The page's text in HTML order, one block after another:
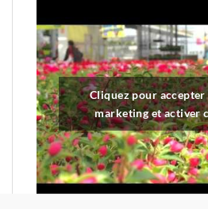
Cliquez pour accepter
marketing et activer